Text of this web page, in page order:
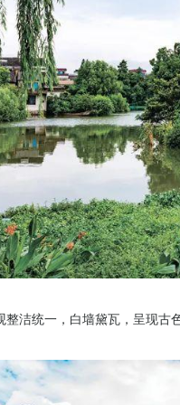
整洁统一，白墙黛瓦，呈现古